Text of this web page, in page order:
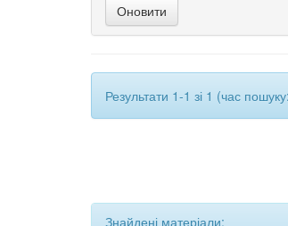
Результати 1-1 зі 1 (час
Знайдені матеріали: